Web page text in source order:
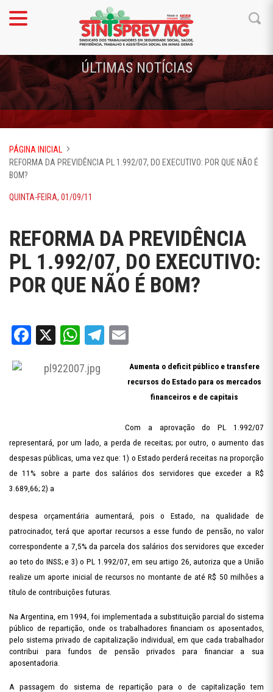
ÚLTIMAS NOTÍCIAS
PÁGINA INICIAL
REFORMA DA PREVIDÊNCIA PL 1.992/07, DO EXECUTIVO: POR QUE NÃO É
BOM?
QUINTA-FEIRA, 01/09/11
REFORMA DA PREVIDÊNCIA
PL 1.992/07, DO EXECUTIVO:
POR QUE NÃO É BOM?
Facebook
X WhatsApp
Telegram
Aumenta o deficit público e transfere
recursos do Estado para os mercados
financeiros e de capitais
Com a aprovação do PL 1.992/07
representará, por um lado, a perda de receitas; por outro, o aumento das
despesas públicas, uma vez que: 1) o Estado perderá receitas na proporção
de 11% sobre a parte dos salários dos servidores que exceder a R$
3.689,66; 2) a
despesa orçamentária aumentará, pois o Estado, na qualidade de
patrocinador, terá que aportar recursos a esse fundo de pensão, no valor
correspondente a 7,5% da parcela dos salários dos servidores que exceder
ao teto do INSS; e 3) o PL 1.992/07, em seu artigo 26, autoriza que a União
realize um aporte inicial de recursos no montante de até R$ 50 milhões a
título de contribuições futuras.
Na Argentina, em 1994, foi implementada a substituição parcial do sistema
público de repartição, onde os trabalhadores financiam os aposentados,
pelo sistema privado de capitalização individual, em que cada trabalhador
contribui para fundos de pensão privados para financiar a sua
aposentadoria.
A passagem do sistema de repartição para o de capitalização tem